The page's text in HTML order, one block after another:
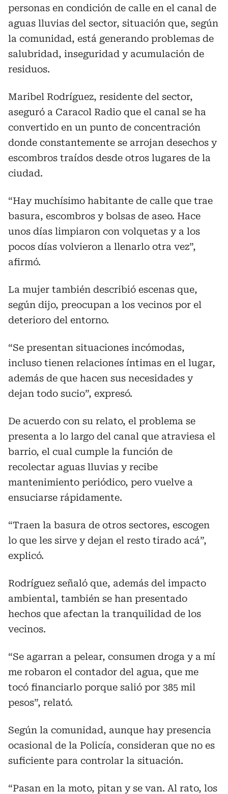
personas en condición de calle en el canal de
aguas lluvias del sector, situación que, según
la comunidad, está generando problemas de
salubridad, inseguridad y acumulación de
residuos.
Maribel Rodríguez, residente del sector,
aseguró a Caracol Radio que el canal se ha
convertido en un punto de concentración
donde constantemente se arrojan desechos y
escombros traídos desde otros lugares de la
ciudad.
“Hay muchísimo habitante de calle que trae
basura, escombros y bolsas de aseo. Hace
unos días limpiaron con volquetas y a los
pocos días volvieron a llenarlo otra vez”,
afirmó.
La mujer también describió escenas que,
según dijo, preocupan a los vecinos por el
deterioro del entorno.
“Se presentan situaciones incómodas,
incluso tienen relaciones íntimas en el lugar,
además de que hacen sus necesidades y
dejan todo sucio”, expresó.
De acuerdo con su relato, el problema se
presenta a lo largo del canal que atraviesa el
barrio, el cual cumple la función de
recolectar aguas lluvias y recibe
mantenimiento periódico, pero vuelve a
ensuciarse rápidamente.
“Traen la basura de otros sectores, escogen
lo que les sirve y dejan el resto tirado acá”,
explicó.
Rodríguez señaló que, además del impacto
ambiental, también se han presentado
hechos que afectan la tranquilidad de los
vecinos.
“Se agarran a pelear, consumen droga y a mí
me robaron el contador del agua, que me
tocó financiarlo porque salió por 385 mil
pesos”, relató.
Según la comunidad, aunque hay presencia
ocasional de la Policía, consideran que no es
suficiente para controlar la situación.
“Pasan en la moto, pitan y se van. Al rato, los